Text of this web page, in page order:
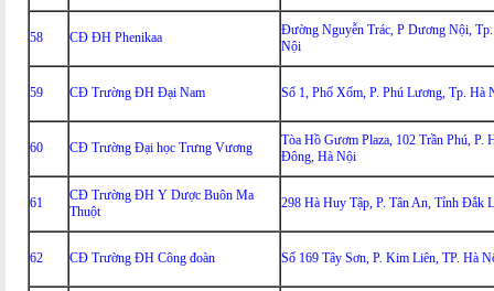
58 CĐ ĐH Phenikaa
Đường Nguyễn Trác, P Dương Nội,
Nội
59 CĐ Trường ĐH Đại Nam Số 1, Phố Xốm, P. Phú Lương, Tp. Hà
60 CĐ Trường Đại học Trưng Vương
Tòa Hồ Gươm Plaza, 102 Trần Phú, P.
Đông, Hà Nội
61
CĐ Trường ĐH Y Dược Buôn Ma
Thuột
298 Hà Huy Tập, P. Tân An, Tỉnh Đắk
62 CĐ Trường ĐH Công đoàn Số 169 Tây Sơn, P. Kim Liên, TP. Hà